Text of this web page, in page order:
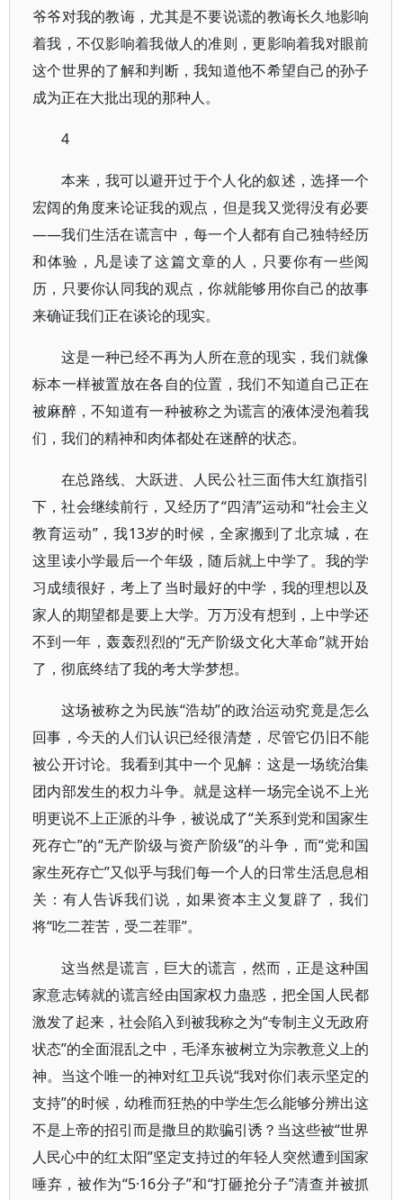
爷爷对我的教诲，尤其是不要说谎的教诲长久地影响
着我，不仅影响着我做人的准则，更影响着我对眼前
这个世界的了解和判断，我知道他不希望自己的孙子
成为正在大批出现的那种人。
4
本来，我可以避开过于个人化的叙述，选择一个
宏阔的角度来论证我的观点，但是我又觉得没有必要
——我们生活在谎言中，每一个人都有自己独特经历
和体验，凡是读了这篇文章的人，只要你有一些阅
历，只要你认同我的观点，你就能够用你自己的故事
来确证我们正在谈论的现实。
这是一种已经不再为人所在意的现实，我们就像
标本一样被置放在各自的位置，我们不知道自己正在
被麻醉，不知道有一种被称之为谎言的液体浸泡着我
们，我们的精神和肉体都处在迷醉的状态。
在总路线、大跃进、人民公社三面伟大红旗指引
下，社会继续前行，又经历了“四清”运动和“社会主义
教育运动”，我13岁的时候，全家搬到了北京城，在
这里读小学最后一个年级，随后就上中学了。我的学
习成绩很好，考上了当时最好的中学，我的理想以及
家人的期望都是要上大学。万万没有想到，上中学还
不到一年，轰轰烈烈的“无产阶级文化大革命”就开始
了，彻底终结了我的考大学梦想。
这场被称之为民族“浩劫”的政治运动究竟是怎么
回事，今天的人们认识已经很清楚，尽管它仍旧不能
被公开讨论。我看到其中一个见解：这是一场统治集
团内部发生的权力斗争。就是这样一场完全说不上光
明更说不上正派的斗争，被说成了“关系到党和国家生
死存亡”的“无产阶级与资产阶级”的斗争，而“党和国
家生死存亡”又似乎与我们每一个人的日常生活息息相
关：有人告诉我们说，如果资本主义复辟了，我们
将“吃二茬苦，受二茬罪”。
这当然是谎言，巨大的谎言，然而，正是这种国
家意志铸就的谎言经由国家权力蛊惑，把全国人民都
激发了起来，社会陷入到被我称之为“专制主义无政府
状态”的全面混乱之中，毛泽东被树立为宗教意义上的
神。当这个唯一的神对红卫兵说“我对你们表示坚定的
支持”的时候，幼稚而狂热的中学生怎么能够分辨出这
不是上帝的招引而是撒旦的欺骗引诱？当这些被“世界
人民心中的红太阳”坚定支持过的年轻人突然遭到国家
唾弃，被作为“5·16分子”和“打砸抢分子”清查并被抓